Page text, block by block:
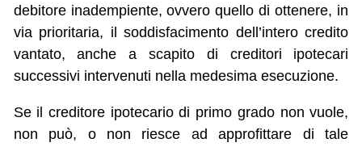
debitore inadempiente, ovvero quello di ottenere, in
via prioritaria, il soddisfacimento dell’intero credito
vantato, anche a scapito di creditori ipotecari
successivi intervenuti nella medesima esecuzione.
Se il creditore ipotecario di primo grado non vuole,
non può, o non riesce ad approfittare di tale